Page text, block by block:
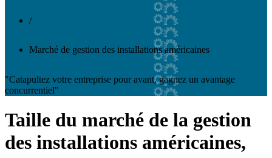
/
Marché de gestion des installations américaines
"Catapultez votre entreprise pour avant, gagnez un avantage
concurrentiel"
Taille du marché de la gestion
des installations américaines,